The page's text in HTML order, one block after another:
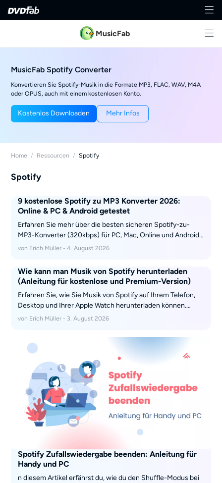
MusicFab
MusicFab Spotify Converter
Konvertieren Sie Spotify-Musik in die Formate MP3, FLAC, WAV, M4A
oder OPUS, auch mit einem kostenlosen Konto.
Kostenlos Downloaden Mehr Infos
Home / Ressourcen / Spotify
Spotify
9 kostenlose Spotify zu MP3 Konverter 2026:
Online & PC & Android getestet
Erfahren Sie mehr über die besten sicheren Spotify-zu-
MP3-Konverter (320kbps) für PC, Mac, Online und Android.
Vermeiden Sie Betrügereien.
von Erich Müller - 4. August 2026
Wie kann man Musik von Spotify herunterladen
(Anleitung für kostenlose und Premium-Version)
Erfahren Sie, wie Sie Musik von Spotify auf Ihrem Telefon,
Desktop und Ihrer Apple Watch herunterladen können.
Informieren Sie sich über die Spotify Premium-
von Erich Müller - 3. August 2026
Spotify Zufallswiedergabe beenden: Anleitung für
Handy und PC
n diesem Artikel erfährst du, wie du den Shuffle-Modus bei